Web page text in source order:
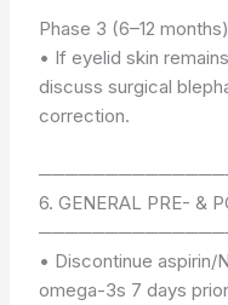
Phase 3 (6–12 months)
• If eyelid skin
discuss surgical
correction.
6. GENERAL PRE- &
• Discontinue aspirin/
omega-3s 7 days